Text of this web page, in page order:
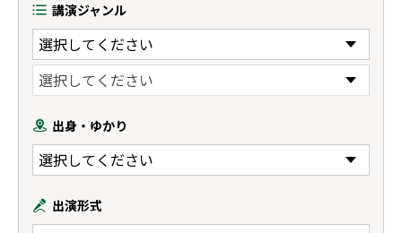
講演ジャンル
出身・ゆかり
出演形式